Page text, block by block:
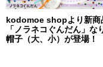
kodomoe shopより新商
「ノラネコぐんだん」な
帽子（大、小）が登場！